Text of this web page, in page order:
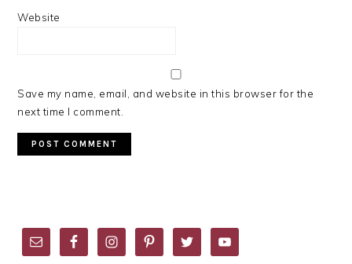
Website
Save my name, email, and website in this browser for the
next time I comment.
SIDEBAR